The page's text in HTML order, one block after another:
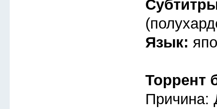
Язык:
Торрент
Причина: